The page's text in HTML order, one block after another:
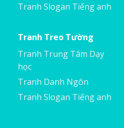
Tranh Slogan Tiếng anh
Tranh Treo Tường
Tranh Trung Tâm Dạy
học
Tranh Danh Ngôn
Tranh Slogan Tiếng anh